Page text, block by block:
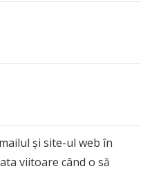
și site-ul web în
viitoare când o să